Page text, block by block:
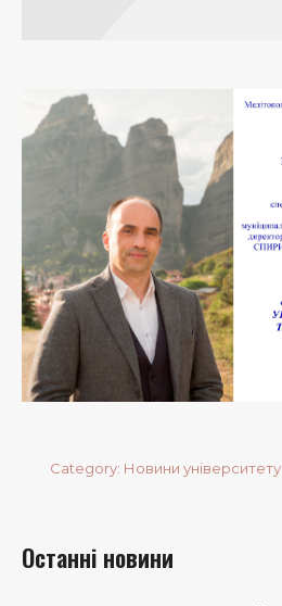
Category: Новини університету
Останні новини